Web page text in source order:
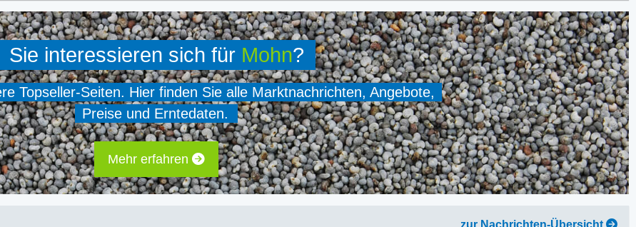
Sie interessieren sich für Mohn?
Topseller-Seiten. Hier finden Sie alle Marktnachrichten, Angebote,
Preise und Erntedaten.
Mehr erfahren
zur Nachrichten-Übersicht